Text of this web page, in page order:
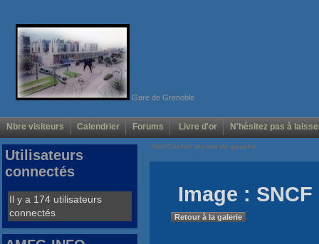
Gare de Grenoble
Nbre visiteurs Calendrier Forums Livre d'or N'hésitez pas à
Voir/Cacher menus de gauche
Image :
Retour à la galerie
Utilisateurs
connectés
Il y a 174 utilisateurs
connectés